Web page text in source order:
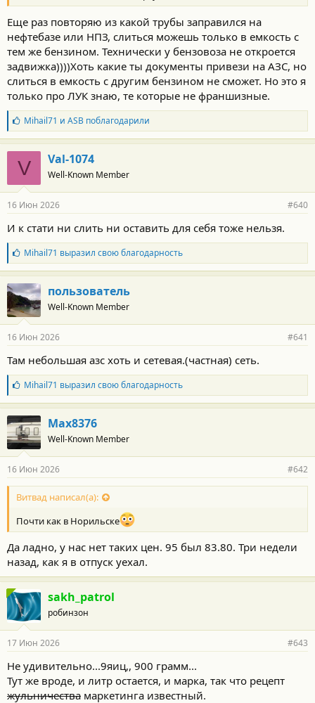
Еще раз повторяю из какой трубы заправился на
нефтебазе или НПЗ, слиться можешь только в емкость с
тем же бензином. Технически у бензовоза не откроется
задвижка))))Хоть какие ты документы привези на АЗС, но
слиться в емкость с другим бензином не сможет. Но это я
только про ЛУК знаю, те которые не франшизные.
Б
л
а
г
о
д
а
н
с
т
и
:
Mihail71 и ASBпоблагодарили
V Val-1074
Well-Known Member
16 Июн 2026 #640
И к стати ни слить ни оставить для себя тоже нельзя.
Б
л
а
г
о
д
а
н
с
т
и
:
Mihail71 выразил свою благодарность
пользователь
Well-Known Member
16 Июн 2026 #641
Там небольшая азс хоть и сетевая.(частная) сеть.
Б
л
а
г
о
д
а
н
о
с
и
:
Mihail71 выразил свою благодарность
Max8376
Well-Known Member
16 Июн 2026 #642
Витвад написал(а):
Почти как в Норильске
Да ладно, у нас нет таких цен. 95 был 83.80. Три недели
назад, как я в отпуск уехал.
sakh_patrol
робинзон
17 Июн 2026 #643
Не удивительно...9яиц,, 900 грамм...
Тут же вроде, и литр остается, и марка, так что рецепт
жульничества маркетинга известный.